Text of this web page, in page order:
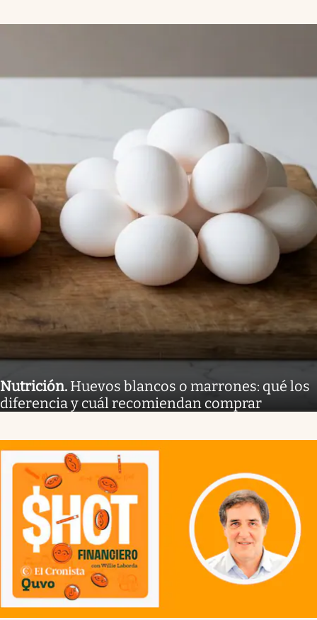
Nutrición. Huevos blancos o marrones: qué los
diferencia y cuál recomiendan comprar